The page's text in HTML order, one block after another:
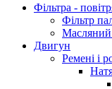
Фільтра -
Фільтр
Масляний
Двигун
Ремені і